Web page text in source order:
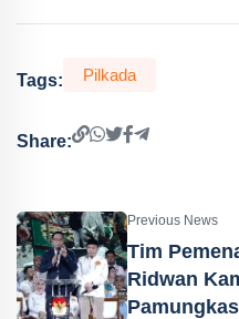
Tags: Pilkada
Share:
Previous News
Tim
Ridwan
Pamungkas